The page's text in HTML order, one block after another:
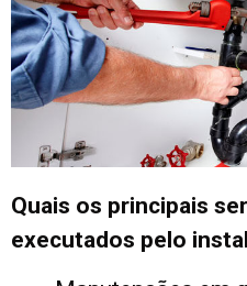
Quais os principais
executados pelo